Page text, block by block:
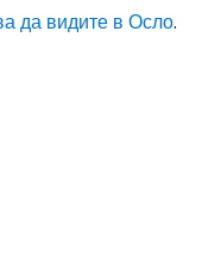
да видите в Осло.